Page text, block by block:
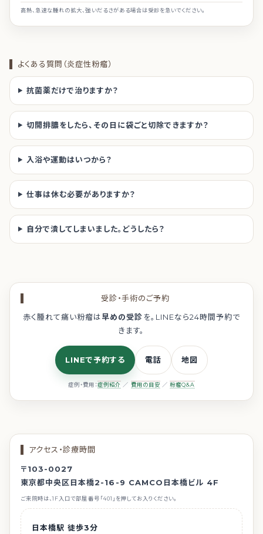
高熱、急速な腫れの拡大、強いだるさがある場合は受診を急いでください。
よくある質問（炎症性粉瘤）
抗菌薬だけで治りますか？
切開排膿をしたら、その日に袋ごと切除できますか？
入浴や運動はいつから？
仕事は休む必要がありますか？
自分で潰してしまいました。どうしたら？
受診・手術のご予約
赤く腫れて痛い粉瘤は早めの受診 を。LINEなら24時間予約で
きます。
LINEで予約する 電話 地図
症例・費用：症例紹介 ／ 費用の目安 ／ 粉瘤Q&A
アクセス・診療時間
〒103-0027
東京都中央区日本橋2-16-9 CAMCO日本橋ビル 4F
ご来院時は、1F入口で部屋番号「401」を押してお入りください。
日本橋駅 徒歩3分